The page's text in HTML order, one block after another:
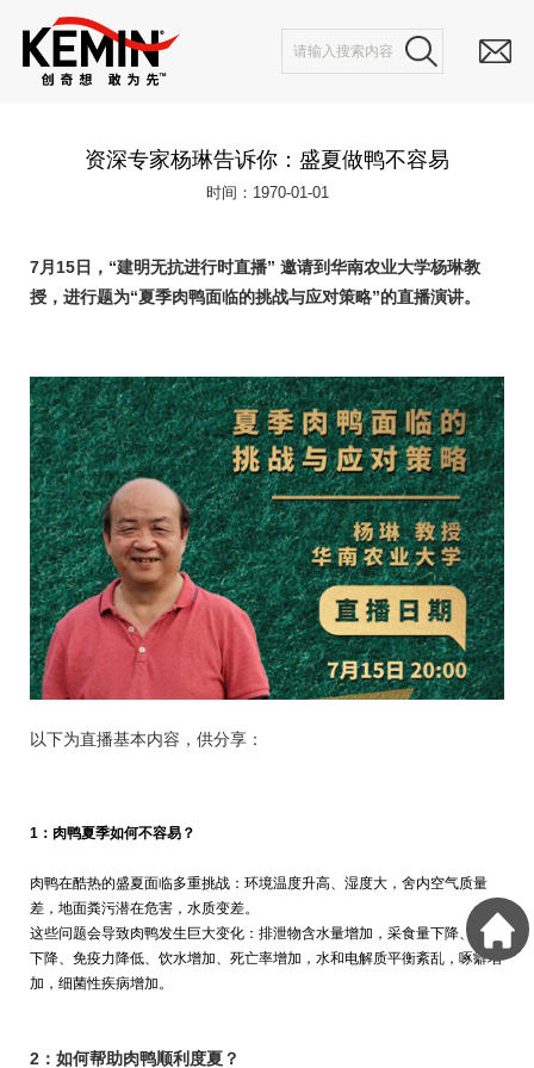
资深专家杨琳告诉你：盛夏做鸭不容易
时间：1970-01-01
7月15日，“建明无抗进行时直播” 邀请到华南农业大学杨琳教
授，进行题为“夏季肉鸭面临的挑战与应对策略”的直播演讲。
​以下为直播基本内容，供分享：
1：肉鸭夏季如何不容易？
肉鸭在酷热的盛夏面临多重挑战：环境温度升高、湿度大，舍内空气质量
差，地面粪污潜在危害，水质变差。
这些问题会导致肉鸭发生巨大变化：排泄物含水量增加，采食量下降、增重
下降、免疫力降低、饮水增加、死亡率增加，水和电解质平衡紊乱，啄癖增
加，细菌性疾病增加。
2：如何帮助肉鸭顺利度夏？